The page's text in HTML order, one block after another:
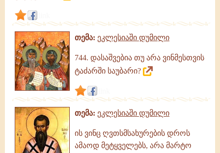
თემა: ეკლესიაში დუმილი
744. დასაშვებია თუ არა ვინმესთვის
ტაძარში საუბარი?
თემა: ეკლესიაში დუმილი
ის ვინც ღვთსმსახურების დროს
ამაოდ მეტყველებს, არა მარტო